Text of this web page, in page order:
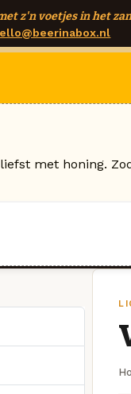
z'n voetjes in het
met honing.